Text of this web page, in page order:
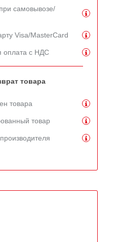
самовывозе/
Visa/MasterCard
оплата с НДС
товара
товара
товар